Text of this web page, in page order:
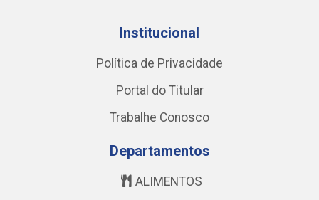
Institucional
Política de Privacidade
Portal do Titular
Trabalhe Conosco
Departamentos
ALIMENTOS